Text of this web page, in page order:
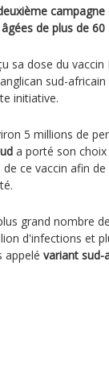
de plus de 60
sa dose du
sud-
initiative.
5 millions de
a porté son choix
ce vaccin afin
grand nombre
d'infections et
appelé variant sud-